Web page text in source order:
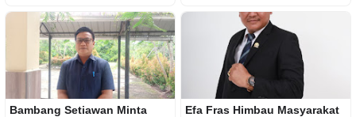
Bambang Setiawan Minta
Efa Fras Himbau Masyarakat